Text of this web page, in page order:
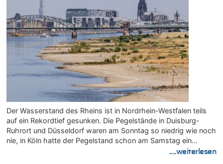
Der Wasserstand des Rheins ist in Nordrhein-Westfalen teils
auf ein Rekordtief gesunken. Die Pegelstände in Duisburg-
Ruhrort und Düsseldorf waren am Sonntag so niedrig wie noch
nie, in Köln hatte der Pegelstand schon am Samstag ein…
....weiterlesen